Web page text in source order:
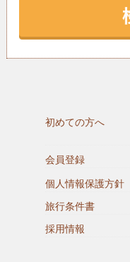
初めての方へ
会員登録
個人情報保護方針
旅行条件書
採用情報